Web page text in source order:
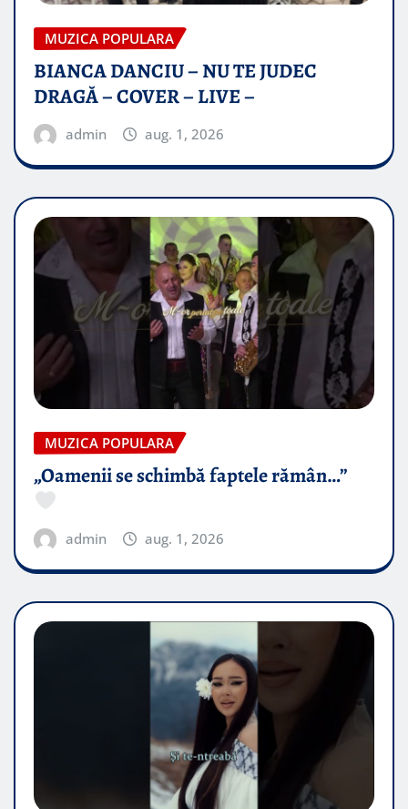
MUZICA POPULARA
BIANCA DANCIU – NU TE JUDEC
DRAGĂ – COVER – LIVE –
admin aug. 1, 2026
MUZICA POPULARA
„Oamenii se schimbă faptele rămân…”
admin aug. 1, 2026